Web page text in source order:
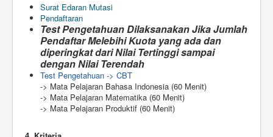
Surat Edaran Mutasi
Pendaftaran
Test Pengetahuan Dilaksanakan Jika Jumlah
Pendaftar Melebihi Kuota yang ada dan
diperingkat dari Nilai Tertinggi sampai
dengan Nilai Terendah
Test Pengetahuan -> CBT
-> Mata Pelajaran Bahasa Indonesia (60 Menit)
-> Mata Pelajaran Matematika (60 Menit)
-> Mata Pelajaran Produktif (60 Menit)